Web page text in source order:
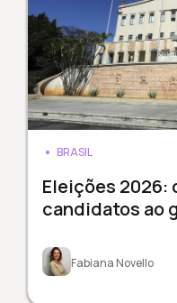
BRASIL
Eleições 2026:
candidatos ao
Fabiana Novello